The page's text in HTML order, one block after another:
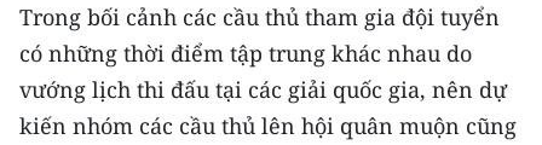
RADIO
MEDIA CENTER
Trong bối cảnh các cầu thủ tham gia đội tuyển
có những thời điểm tập trung khác nhau do
vướng lịch thi đấu tại các giải quốc gia, nên dự
kiến nhóm các cầu thủ lên hội quân muộn cũng